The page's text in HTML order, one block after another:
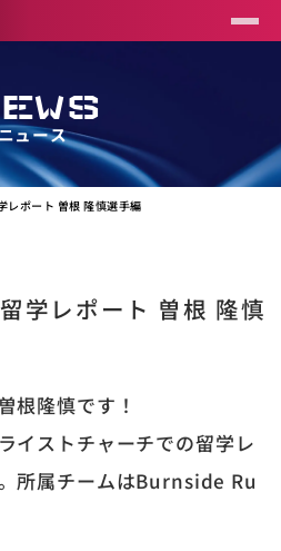
ュース
レポート 曽根 隆慎選手編
学レポート 曽根 隆慎
根隆慎です！
イストチャーチでの留学レ
所属チームはBurnside Ru